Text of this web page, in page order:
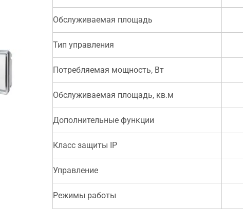
Обслуживаемая площадь
Тип управления
Потребляемая мощность, Вт
Обслуживаемая площадь, кв.м
Дополнительные функции
Класс защиты IP
Управление
Режимы работы